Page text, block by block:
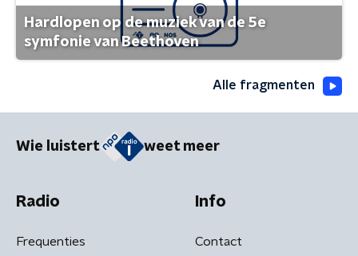
Hardlopen op de muziek van de 5e
symfonie van Beethoven
Alle fragmenten
Wie luistert weet meer
Radio
Frequenties
Info
Contact